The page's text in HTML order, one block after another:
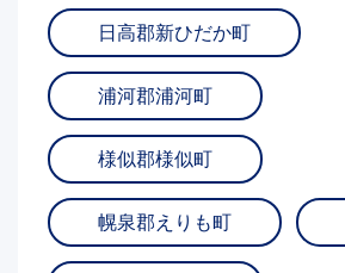
日高郡新ひだか町
浦河郡浦河町
様似郡様似町
幌泉郡えりも町